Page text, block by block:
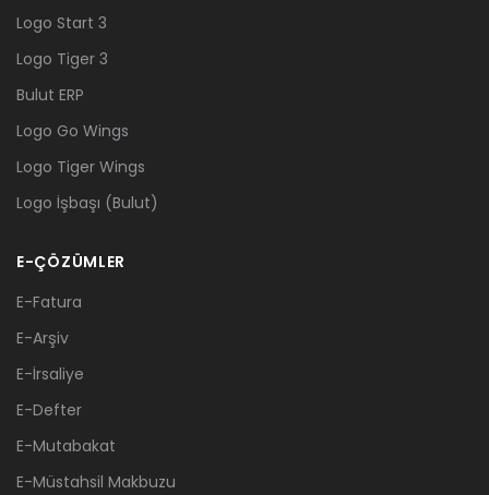
Logo Start 3
Logo Tiger 3
Bulut ERP
Logo Go Wings
Logo Tiger Wings
Logo İşbaşı (Bulut)
E-ÇÖZÜMLER
E-Fatura
E-Arşiv
E-İrsaliye
E-Defter
E-Mutabakat
E-Müstahsil Makbuzu